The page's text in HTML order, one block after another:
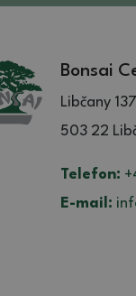
Bonsai
Libčany 137
503 22
Telefon:
E-mail: